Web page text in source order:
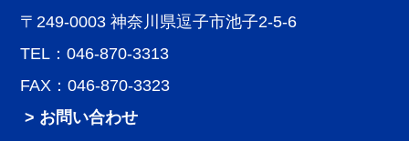
〒249-0003 神奈川県逗子市池子2-5-6
TEL：046-870-3313
FAX：046-870-3323
> お問い合わせ